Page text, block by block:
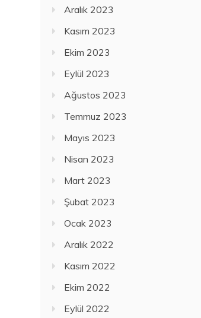
Aralık 2023
Kasım 2023
Ekim 2023
Eylül 2023
Ağustos 2023
Temmuz 2023
Mayıs 2023
Nisan 2023
Mart 2023
Şubat 2023
Ocak 2023
Aralık 2022
Kasım 2022
Ekim 2022
Eylül 2022